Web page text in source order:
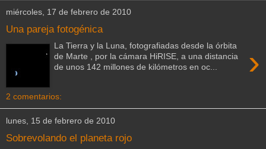
miércoles, 17 de febrero de 2010
Una pareja fotogénica
›
La Tierra y la Luna, fotografiadas desde la órbita
de Marte , por la cámara HiRISE, a una distancia
de unos 142 millones de kilómetros en oc...
2 comentarios:
lunes, 15 de febrero de 2010
Sobrevolando el planeta rojo